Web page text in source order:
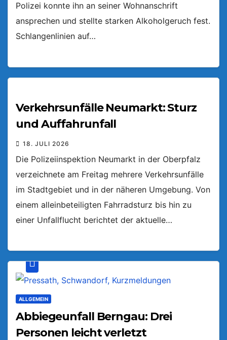
Polizei konnte ihn an seiner Wohnanschrift
ansprechen und stellte starken Alkoholgeruch fest.
Schlangenlinien auf…
Verkehrsunfälle Neumarkt: Sturz
und Auffahrunfall
18. JULI 2026
Die Polizeiinspektion Neumarkt in der Oberpfalz
verzeichnete am Freitag mehrere Verkehrsunfälle
im Stadtgebiet und in der näheren Umgebung. Von
einem alleinbeteiligten Fahrradsturz bis hin zu
einer Unfallflucht berichtet der aktuelle…
ALLGEMEIN
Abbiegeunfall Berngau: Drei
Personen leicht verletzt